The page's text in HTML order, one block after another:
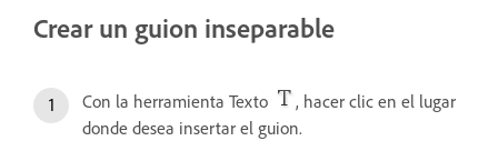
Crear un guion inseparable
Con la herramienta Texto
, hacer clic en el lugar
donde desea insertar el guion.